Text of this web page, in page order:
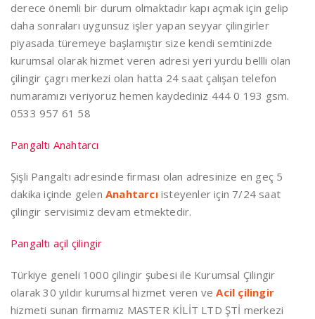
derece önemli bir durum olmaktadır kapı açmak için gelip
daha sonraları uygunsuz işler yapan seyyar çilingirler
piyasada türemeye başlamıştır size kendi semtinizde
kurumsal olarak hizmet veren adresi yeri yurdu bellli olan
çilingir çagrı merkezi olan hatta 24 saat çalışan telefon
numaramızı veriyoruz hemen kaydediniz 444 0 193 gsm.
0533 957 61 58
Pangaltı Anahtarcı
Şişli Pangaltı adresinde firması olan adresinize en geç 5
dakika içinde gelen Anahtarcıisteyenler için 7/24 saat
çilingir servisimiz devam etmektedir.
Pangaltı açil çilingir
Türkiye geneli 1000 çilingir şubesi ile Kurumsal Çilingir
olarak 30 yıldır kurumsal hizmet veren veAcil çilingir
hizmeti sunan firmamız MASTER KİLİT LTD ŞTİ merkezi